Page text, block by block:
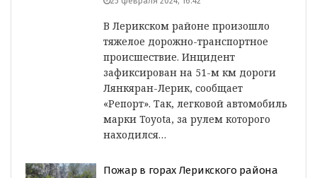
В Лерикском районе произошло
тяжелое дорожно-транспортное
происшествие. Инцидент
зафиксирован на 51-м км дороги
Лянкяран-Лерик, сообщает
«Репорт». Так, легковой автомобиль
марки Toyota, за рулем которого
находился…
Пожар в горах Лерикского района